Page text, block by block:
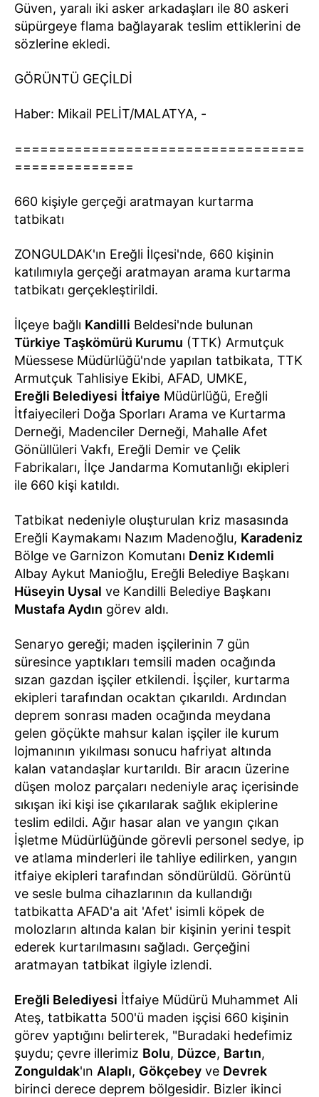
Güven, yaralı iki asker arkadaşları ile 80 askeri
süpürgeye flama bağlayarak teslim ettiklerini de
sözlerine ekledi.
GÖRÜNTÜ GEÇİLDİ
Haber: Mikail PELİT/MALATYA, -
==================================
==============
660 kişiyle gerçeği aratmayan kurtarma
tatbikatı
ZONGULDAK'ın Ereğli İlçesi'nde, 660 kişinin
katılımıyla gerçeği aratmayan arama kurtarma
tatbikatı gerçekleştirildi.
İlçeye bağlı Kandilli Beldesi'nde bulunan
Türkiye Taşkömürü Kurumu (TTK) Armutçuk
Müessese Müdürlüğü'nde yapılan tatbikata, TTK
Armutçuk Tahlisiye Ekibi, AFAD, UMKE,
Ereğli Belediyesi İtfaiye Müdürlüğü, Ereğli
İtfaiyecileri Doğa Sporları Arama ve Kurtarma
Derneği, Madenciler Derneği, Mahalle Afet
Gönüllüleri Vakfı, Ereğli Demir ve Çelik
Fabrikaları, İlçe Jandarma Komutanlığı ekipleri
ile 660 kişi katıldı.
Tatbikat nedeniyle oluşturulan kriz masasında
Ereğli Kaymakamı Nazım Madenoğlu, Karadeniz
Bölge ve Garnizon Komutanı Deniz Kıdemli
Albay Aykut Manioğlu, Ereğli Belediye Başkanı
Hüseyin Uysal ve Kandilli Belediye Başkanı
Mustafa Aydın görev aldı.
Senaryo gereği; maden işçilerinin 7 gün
süresince yaptıkları temsili maden ocağında
sızan gazdan işçiler etkilendi. İşçiler, kurtarma
ekipleri tarafından ocaktan çıkarıldı. Ardından
deprem sonrası maden ocağında meydana
gelen göçükte mahsur kalan işçiler ile kurum
lojmanının yıkılması sonucu hafriyat altında
kalan vatandaşlar kurtarıldı. Bir aracın üzerine
düşen moloz parçaları nedeniyle araç içerisinde
sıkışan iki kişi ise çıkarılarak sağlık ekiplerine
teslim edildi. Ağır hasar alan ve yangın çıkan
İşletme Müdürlüğünde görevli personel sedye, ip
ve atlama minderleri ile tahliye edilirken, yangın
itfaiye ekipleri tarafından söndürüldü. Görüntü
ve sesle bulma cihazlarının da kullandığı
tatbikatta AFAD'a ait 'Afet' isimli köpek de
molozların altında kalan bir kişinin yerini tespit
ederek kurtarılmasını sağladı. Gerçeğini
aratmayan tatbikat ilgiyle izlendi.
Ereğli Belediyesi İtfaiye Müdürü Muhammet Ali
Ateş, tatbikatta 500'ü maden işçisi 660 kişinin
görev yaptığını belirterek, "Buradaki hedefimiz
şuydu; çevre illerimiz Bolu, Düzce, Bartın,
Zonguldak'ın Alaplı, Gökçebey ve Devrek
birinci derece deprem bölgesidir. Bizler ikinci